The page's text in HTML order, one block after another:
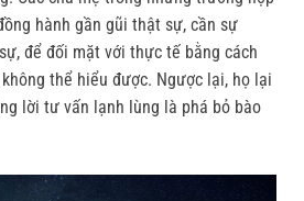
hành gần gũi thật sự, cần sự
để đối mặt với thực tế bằng cách
thể hiểu được. Ngược lại, họ lại
lời tư vấn lạnh lùng là phá bỏ bào